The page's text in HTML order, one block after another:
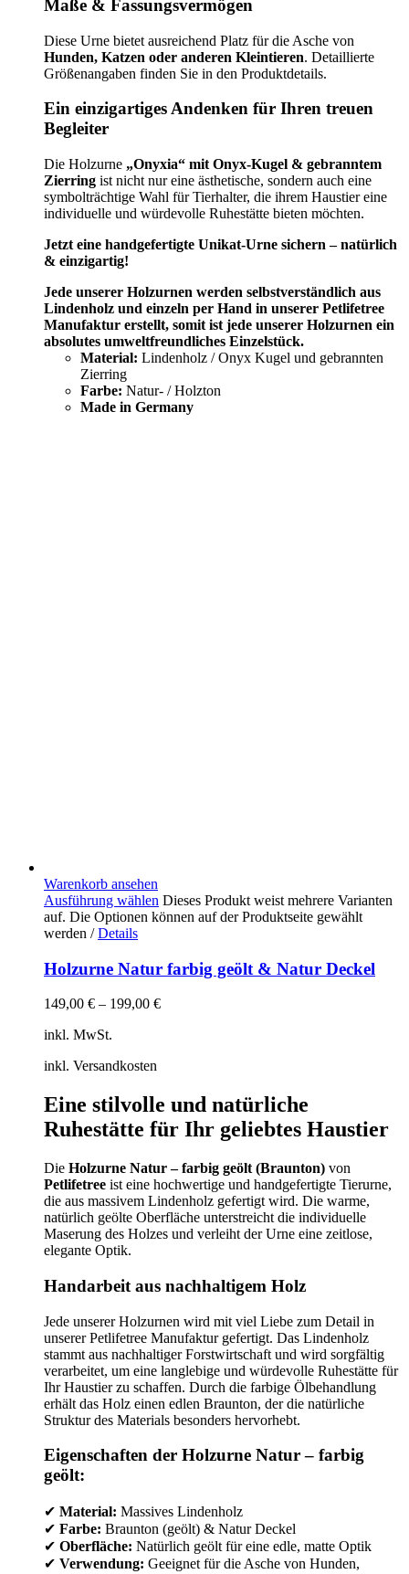
Maße & Fassungsvermögen
Diese Urne bietet ausreichend Platz für die Asche von
Hunden, Katzen oder anderen Kleintieren. Detaillierte
Größenangaben finden Sie in den Produktdetails.
Ein einzigartiges Andenken für Ihren treuen
Begleiter
Die Holzurne „Onyxia“ mit Onyx-Kugel & gebranntem
Zierring ist nicht nur eine ästhetische, sondern auch eine
symbolträchtige Wahl für Tierhalter, die ihrem Haustier eine
individuelle und würdevolle Ruhestätte bieten möchten.
Jetzt eine handgefertigte Unikat-Urne sichern – natürlich
& einzigartig!
Jede unserer Holzurnen werden selbstverständlich aus
Lindenholz und einzeln per Hand in unserer Petlifetree
Manufaktur erstellt, somit ist jede unserer Holzurnen ein
absolutes umweltfreundliches Einzelstück.
Material: Lindenholz / Onyx Kugel und gebrannten
Zierring
Farbe: Natur- / Holzton
Made in Germany
Warenkorb ansehen
Ausführung wählen Dieses Produkt weist mehrere Varianten
auf. Die Optionen können auf der Produktseite gewählt
werden / Details
Holzurne Natur farbig geölt & Natur Deckel
149,00 € – 199,00 €
inkl. MwSt.
inkl. Versandkosten
Eine stilvolle und natürliche
Ruhestätte für Ihr geliebtes Haustier
Die Holzurne Natur – farbig geölt (Braunton) von
Petlifetree ist eine hochwertige und handgefertigte Tierurne,
die aus massivem Lindenholz gefertigt wird. Die warme,
natürlich geölte Oberfläche unterstreicht die individuelle
Maserung des Holzes und verleiht der Urne eine zeitlose,
elegante Optik.
Handarbeit aus nachhaltigem Holz
Jede unserer Holzurnen wird mit viel Liebe zum Detail in
unserer Petlifetree Manufaktur gefertigt. Das Lindenholz
stammt aus nachhaltiger Forstwirtschaft und wird sorgfältig
verarbeitet, um eine langlebige und würdevolle Ruhestätte für
Ihr Haustier zu schaffen. Durch die farbige Ölbehandlung
erhält das Holz einen edlen Braunton, der die natürliche
Struktur des Materials besonders hervorhebt.
Eigenschaften der Holzurne Natur – farbig
geölt:
✔ Material: Massives Lindenholz
✔ Farbe: Braunton (geölt) & Natur Deckel
✔ Oberfläche: Natürlich geölt für eine edle, matte Optik
✔ Verwendung: Geeignet für die Asche von Hunden,